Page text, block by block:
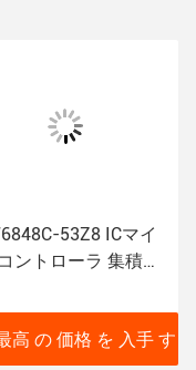
53Z8 ICマイ
ントローラ 集積回
高 の 価格 を 入手 す